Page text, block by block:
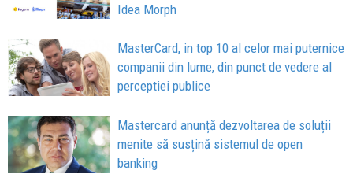
Idea Morph
MasterCard, in top 10 al celor mai puternice
companii din lume, din punct de vedere al
perceptiei publice
Mastercard anunță dezvoltarea de soluții
menite să susțină sistemul de open
banking